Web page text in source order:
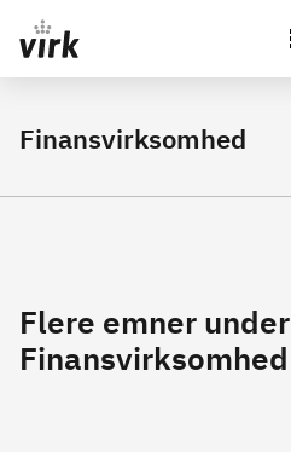
Gå direkte til indhold
Finansvirksomhed
Flere emner under
Finansvirksomhed